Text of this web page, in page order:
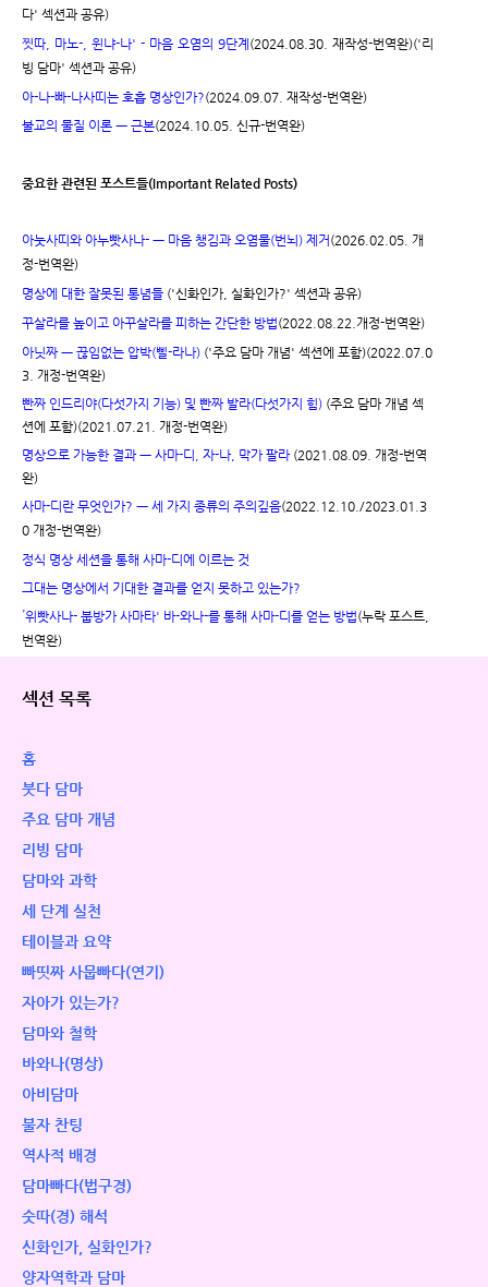
다' 섹션과 공유)
찟따, 마노-, 윈냐-나' - 마음 오염의 9단계 (2024.08.30. 재작성-번역완)('리
빙 담마' 섹션과 공유)
아-나-빠-나사띠는 호흡 명상인가?(2024.09.07. 재작성-번역완)
불교의 물질 이론 ㅡ 근본(2024.10.05. 신규-번역완)
중요한 관련된 포스트들(Important Related Posts)
아눗사띠와 아누빳사나- ㅡ 마음 챙김과 오염물(번뇌) 제거 (2026.02.05. 개
정-번역완)
명상에 대한 잘못된 통념들 ('신화인가, 실화인가?' 섹션과 공유)
꾸살라를 높이고 아꾸살라를 피하는 간단한 방법(2022.08.22.개정-번역완)
아닛짜 ㅡ 끊임없는 압박(삘-라나) ('주요 담마 개념' 섹션에 포함)(2022.07.0
3. 개정-번역완)
빤짜 인드리야(다섯가지 기능) 및 빤짜 발라(다섯가지 힘) (주요 담마 개념 섹
션에 포함)(2021.07.21. 개정-번역완)
명상으로 가능한 결과 ㅡ 사마-디, 자-나, 막가 팔라 (2021.08.09. 개정-번역
완)
사마-디란 무엇인가? ㅡ 세 가지 종류의 주의깊음(2022.12.10./2023.01.3
0 개정-번역완)
정식 명상 세션을 통해 사마-디에 이르는 것
그대는 명상에서 기대한 결과를 얻지 못하고 있는가?
'위빳사나- 붑방가 사마타' 바-와나-를 통해 사마-디를 얻는 방법(누락 포스트,
번역완)
섹션 목록
홈
붓다 담마
주요 담마 개념
리빙 담마
담마와 과학
세 단계 실천
테이블과 요약
빠띳짜 사뭅빠다(연기)
자아가 있는가?
담마와 철학
바와나(명상)
아비담마
불자 찬팅
역사적 배경
담마빠다(법구경)
숫따(경) 해석
신화인가, 실화인가?
양자역학과 담마